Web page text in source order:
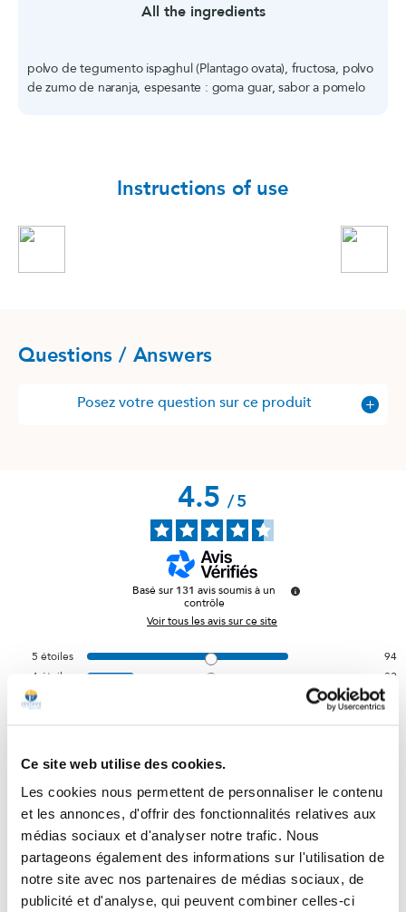
Ce site web utilise des cookies.
Les cookies nous permettent de personnaliser le contenu
et les annonces, d'offrir des fonctionnalités relatives aux
médias sociaux et d'analyser notre trafic. Nous
partageons également des informations sur l'utilisation de
notre site avec nos partenaires de médias sociaux, de
publicité et d'analyse, qui peuvent combiner celles-ci
All the ingredients
polvo de tegumento ispaghul (Plantago ovata), fructosa, polvo
de zumo de naranja, espesante : goma guar, sabor a pomelo
Instructions of use
Questions / Answers
Posez votre question sur ce produit
4.5/5
Basé sur 131 avis soumis à un
contrôle
Voir tous les avis sur ce site
5 étoiles
94
4 étoiles
22
3
Trier les avis